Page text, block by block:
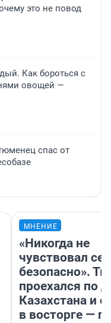
это не повод
Как бороться с
овощей —
спас от
МНЕНИЕ
«Никогда не
чувствовал
безопасно».
проехался по
Казахстана и
в восторге —